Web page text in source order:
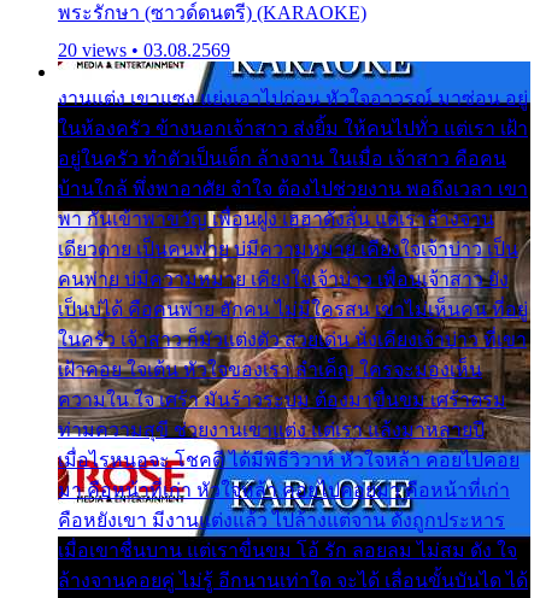
พระรักษา (ซาวด์ดนตรี) (KARAOKE)
20 views • 03.08.2569
งานแต่ง เขาแซง แย่งเอาไปก่อน หัวใจอาวรณ์ มาซ่อน อยู่
ในห้องครัว ข้างนอกเจ้าสาว ส่งยิ้ม ให้คนไปทั่ว แต่เรา เฝ้า
อยู่ในครัว ทำตัวเป็นเด็ก ล้างจาน ในเมื่อ เจ้าสาว คือคน
บ้านใกล้ พึ่งพาอาศัย จำใจ ต้องไปช่วยงาน พอถึงเวลา เขา
พา กันเข้าพาขวัญ เพื่อนฝูง เฮฮาดังลั่น แต่เราล้างจาน
เดียวดาย เป็นคนพ่าย บ่มีความหมาย เคียงใจเจ้าบ่าว เป็น
คนพ่าย บ่มีความหมาย เคียงใจเจ้าบ่าว เพื่อนเจ้าสาว ยัง
เป็นบ่ได้ คือคนพ่าย ฮักคน ไม่มีใครสน เขาไม่เห็นคน ที่อยู่
ในครัว เจ้าสาว ก็มัวแต่งตัว สวยเด่น นั่งเคียงเจ้าบ่าว ที่เขา
เฝ้าคอย ใจเต้น หัวใจของเรา ลำเค็ญ ใครจะมองเห็น
ความใน ใจ เศร้า มันร้าวระบม ต้องมาขื่นขม เศร้าตรม
ท่ามความสุขี ช่วยงานเขาแต่ง แต่เรา แล้งมาหลายปี
เมื่อไรหนอจะ โชคดี ได้มีพิธีวิวาห์ หัวใจหล้า คอยไปคอย
มา คือหน้าที่เก่า หัวใจหล้า คอยไปคอยมา คือหน้าที่เก่า
คือหยังเขา มีงานแต่งแล้ว ไปล้างแต่จาน ดั่งถูกประหาร
เมื่อเขาชื่นบาน แต่เราขื่นขม โอ้ รัก ลอยลม ไม่สม ดัง ใจ
ล้างจานคอยคู่ ไม่รู้ อีกนานเท่าใด จะได้ เลื่อนขั้นบันได ได้